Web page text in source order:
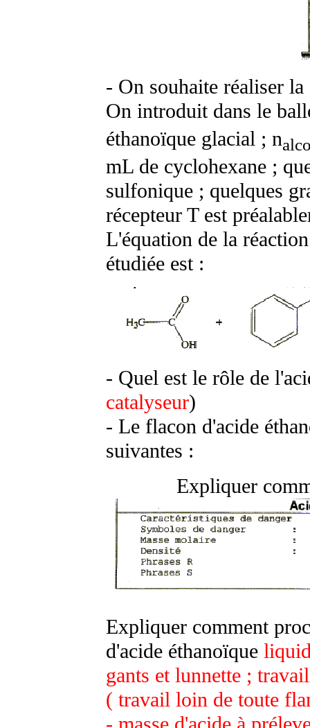
- On souhaite réaliser la
On introduit dans le
éthanoïque glacial ; n
mL de cyclohexane ;
sulfonique ; quelques
récepteur T est
L'équation de la
étudiée est :
- Quel est le rôle de
catalyseur)
- Le flacon d'acide
suivantes :
Expliquer
Expliquer comment
d'acide éthanoïque
gants et lunnette ;
( travail loin de toute